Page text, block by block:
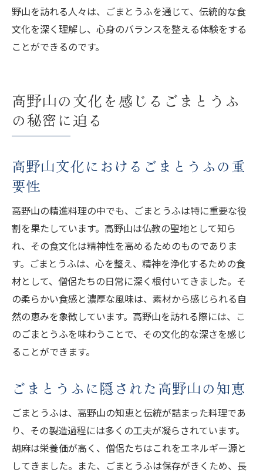
野山を訪れる人々は、ごまとうふを通じて、伝統的な食
文化を深く理解し、心身のバランスを整える体験をする
ことができるのです。
高野山の文化を感じるごまとうふ
の秘密に迫る
高野山文化におけるごまとうふの重
要性
高野山の精進料理の中でも、ごまとうふは特に重要な役
割を果たしています。高野山は仏教の聖地として知ら
れ、その食文化は精神性を高めるためのものでありま
す。ごまとうふは、心を整え、精神を浄化するための食
材として、僧侶たちの日常に深く根付いてきました。そ
の柔らかい食感と濃厚な風味は、素材から感じられる自
然の恵みを象徴しています。高野山を訪れる際には、こ
のごまとうふを味わうことで、その文化的な深さを感じ
ることができます。
ごまとうふに隠された高野山の知恵
ごまとうふは、高野山の知恵と伝統が詰まった料理であ
り、その製造過程には多くの工夫が凝らされています。
胡麻は栄養価が高く、僧侶たちはこれをエネルギー源と
してきました。また、ごまとうふは保存がきくため、長